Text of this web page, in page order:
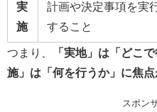
実
施
計画や決定事項を実
すること
つまり、
「実地」は「どこ
施」は「何を行うか」に焦点
スポン